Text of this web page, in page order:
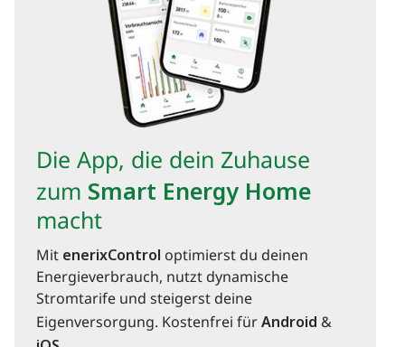
Die App, die dein Zuhause
zum Smart Energy Home
macht
Mit enerixControl optimierst du deinen
Energieverbrauch, nutzt dynamische
Stromtarife und steigerst deine
Eigenversorgung. Kostenfrei fürAndroid &